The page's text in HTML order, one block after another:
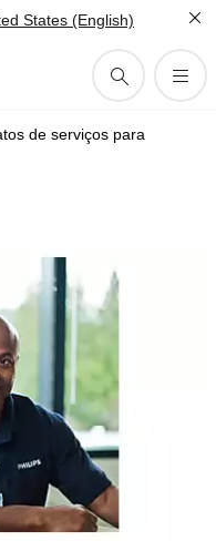
States (English)
de serviços para